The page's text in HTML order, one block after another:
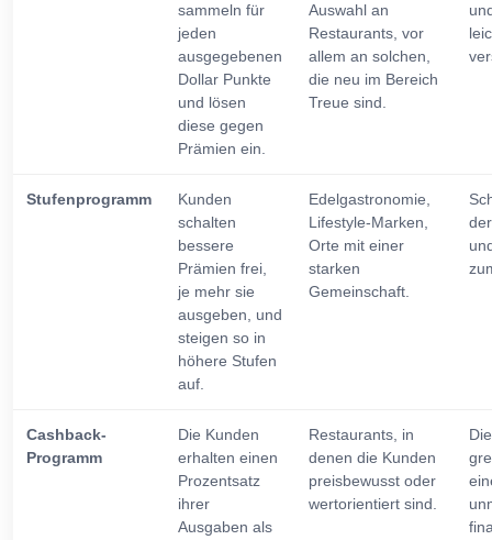
sammeln für
jeden
ausgegebenen
Dollar Punkte
und lösen
diese gegen
Prämien ein.
Auswahl an
Restaurants, vor
allem an solchen,
die neu im Bereich
Treue sind.
Stufenprogramm
Kunden
schalten
bessere
Prämien frei,
je mehr sie
ausgeben, und
steigen so in
höhere Stufen
auf.
Edelgastronomie,
Lifestyle-Marken,
Orte mit einer
starken
Gemeinschaft.
Cashback-
Programm
Die Kunden
erhalten einen
Prozentsatz
ihrer
Ausgaben als
Restaurants, in
denen die Kunden
preisbewusst oder
wertorientiert sind.